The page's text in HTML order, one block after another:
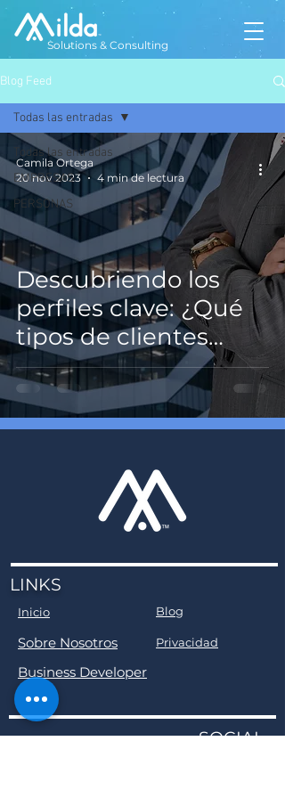
Solutions & Consulting
Blog Feed
Todas las entradas
EMPRESAS
PERSONAS
Todas las entradas
Descubriendo los
perfiles clave: ¿Qué
tipos de clientes
moldean el paisaje
financiero?
Camila Ortega
20 nov 2023
4 min de lectura
LINKS
Inicio Blog
Sobre Nosotros Privacidad
Business Developer
SOCIAL